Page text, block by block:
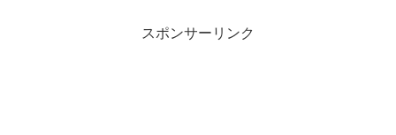
スポンサーリンク